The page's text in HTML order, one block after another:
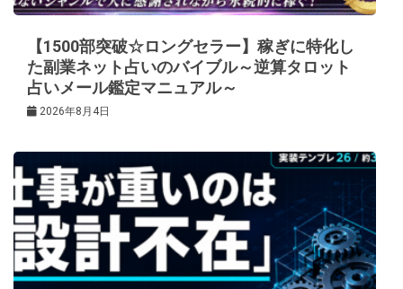
【1500部突破☆ロングセラー】稼ぎに特化し
た副業ネット占いのバイブル～逆算タロット
占いメール鑑定マニュアル～
2026年8月4日